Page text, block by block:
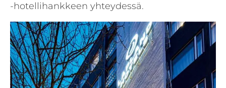
-hotellihankkeen yhteydessä.